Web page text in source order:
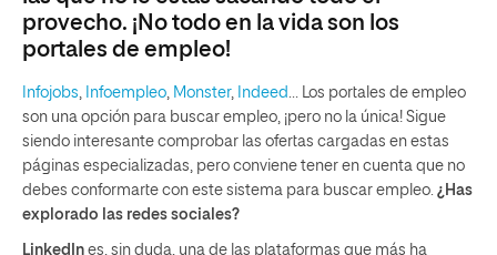
provecho. ¡No todo en la vida son los
portales de empleo!
Infojobs, Infoempleo, Monster, Indeed … Los portales de empleo
son una opción para buscar empleo, ¡pero no la única! Sigue
siendo interesante comprobar las ofertas cargadas en estas
páginas especializadas, pero conviene tener en cuenta que no
debes conformarte con este sistema para buscar empleo. ¿Has
explorado las redes sociales?
LinkedIn es, sin duda, una de las plataformas que más ha